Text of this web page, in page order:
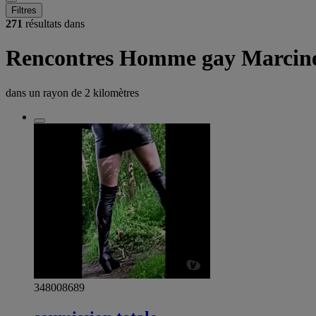
Filtres
271 résultats dans
Rencontres Homme gay
dans un rayon de 2 kilomètres
348008689